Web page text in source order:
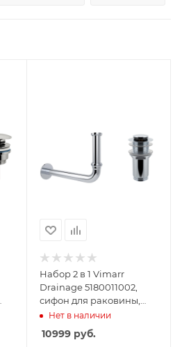
Набор 2 в 1 Vimarr
Drainage 5180011002,
сифон для раковины,
донный клапан без
перелива, хром
Нет в наличии
10999руб.